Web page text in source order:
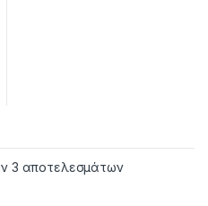
3 αποτελεσμάτων